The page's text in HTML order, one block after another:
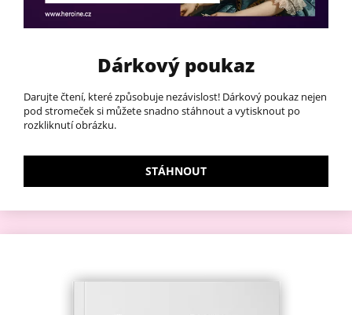
Dárkový poukaz
Darujte čtení, které způsobuje nezávislost! Dárkový poukaz nejen
pod stromeček si můžete snadno stáhnout a vytisknout po
rozkliknutí obrázku.
STÁHNOUT